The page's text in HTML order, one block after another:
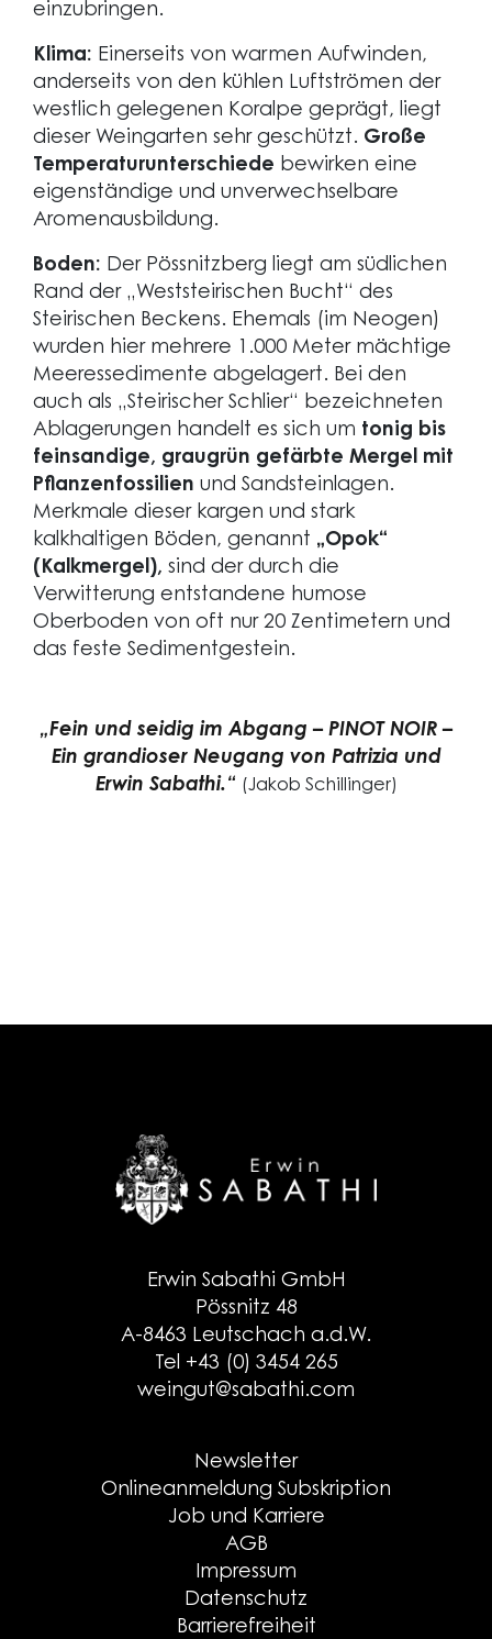
einzubringen.
Klima: Einerseits von warmen Aufwinden,
anderseits von den kühlen Luftströmen der
westlich gelegenen Koralpe geprägt, liegt
dieser Weingarten sehr geschützt. Große
Temperaturunterschiede bewirken eine
eigenständige und unverwechselbare
Aromenausbildung.
Boden: Der Pössnitzberg liegt am südlichen
Rand der „Weststeirischen Bucht“ des
Steirischen Beckens. Ehemals (im Neogen)
wurden hier mehrere 1.000 Meter mächtige
Meeressedimente abgelagert. Bei den
auch als „Steirischer Schlier“ bezeichneten
Ablagerungen handelt es sich um tonig bis
feinsandige, graugrün gefärbte Mergel mit
Pflanzenfossilien und Sandsteinlagen.
Merkmale dieser kargen und stark
kalkhaltigen Böden, genannt „Opok“
(Kalkmergel), sind der durch die
Verwitterung entstandene humose
Oberboden von oft nur 20 Zentimetern und
das feste Sedimentgestein.
„Fein und seidig im Abgang – PINOT NOIR –
Ein grandioser Neugang von Patrizia und
Erwin Sabathi.“ (Jakob Schillinger)
Erwin Sabathi GmbH
Pössnitz 48
A-8463 Leutschach a.d.W.
Tel +43 (0) 3454 265
weingut@sabathi.com
Newsletter
Onlineanmeldung Subskription
Job und Karriere
AGB
Impressum
Datenschutz
Barrierefreiheit